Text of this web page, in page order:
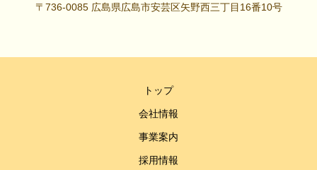
〒736-0085 広島県広島市安芸区矢野西三丁目16番10号
トップ
会社情報
事業案内
採用情報